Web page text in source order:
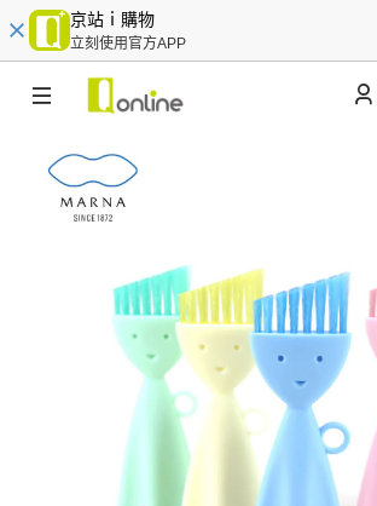
京站ｉ購物
立刻使用官方APP